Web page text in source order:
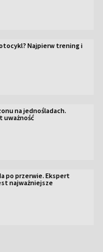
Najpierw trening i
na jednośladach.
uważność
po przerwie. Ekspert
najważniejsze